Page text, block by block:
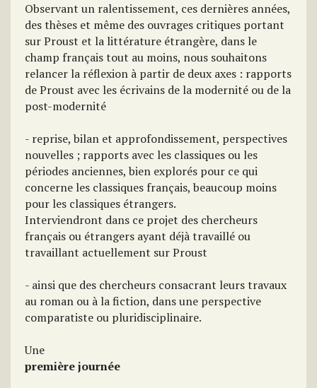
Observant un ralentissement, ces dernières années,
des thèses et même des ouvrages critiques portant
sur Proust et la littérature étrangère, dans le
champ français tout au moins, nous souhaitons
relancer la réflexion à partir de deux axes : rapports
de Proust avec les écrivains de la modernité ou de la
post-modernité
- reprise, bilan et approfondissement, perspectives
nouvelles ; rapports avec les classiques ou les
périodes anciennes, bien explorés pour ce qui
concerne les classiques français, beaucoup moins
pour les classiques étrangers.
Interviendront dans ce projet des chercheurs
français ou étrangers ayant déjà travaillé ou
travaillant actuellement sur Proust
- ainsi que des chercheurs consacrant leurs travaux
au roman ou à la fiction, dans une perspective
comparatiste ou pluridisciplinaire.
Une
première journée